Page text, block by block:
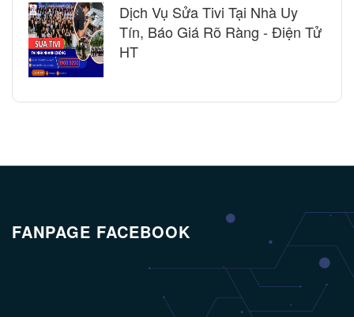
Dịch Vụ Sửa Tivi Tại Nhà Uy
Tín, Báo Giá Rõ Ràng - Điện Tử
HT
FANPAGE FACEBOOK